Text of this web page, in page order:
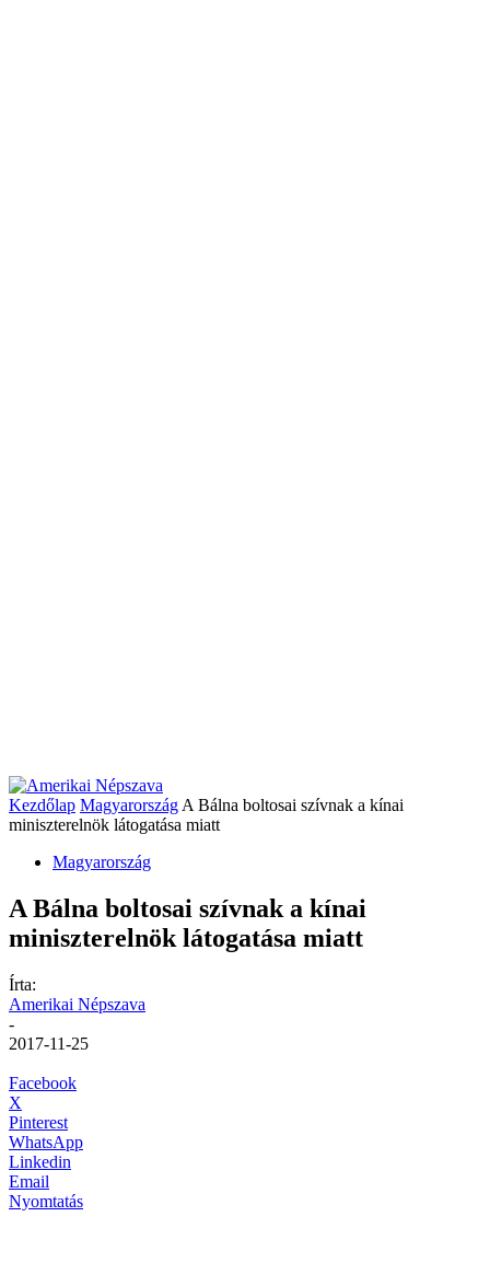
Kezdőlap Magyarország A Bálna boltosai szívnak a kínai
miniszterelnök látogatása miatt
Magyarország
A Bálna boltosai szívnak a kínai
miniszterelnök látogatása miatt
Írta:
Amerikai Népszava
-
2017-11-25
Facebook
X
Pinterest
WhatsApp
Linkedin
Email
Nyomtatás